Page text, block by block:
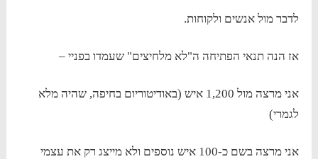
לדבר מול אנשים ולקוחות.
אז הנה תנאי הפתיחה ה"לא מלחיצים" שעמדו בפניי –
אני מרצה מול 1,200 איש (באודיטוריום בחיפה, שהיה מלא
לגמרי)
אני מרצה בשם כ-100 איש נוספים ולא מייצג רק את עצמי